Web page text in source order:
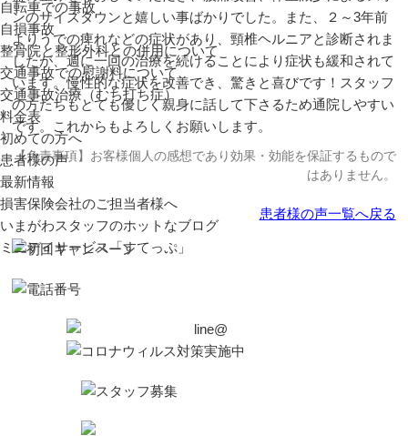
自転車での事故
自損事故
整骨院と整形外科との併用について
交通事故での慰謝料について
交通事故治療（むち打ち症）
料金表
初めての方へ
患者様の声
最新情報
損害保険会社のご担当者様へ
いまがわスタッフのホットなブログ
ミニデイサービス「すてっぷ」
ンのサイズダウンと嬉しい事ばかりでした。また、２～3年前
よりうでの痺れなどの症状があり、頸椎ヘルニアと診断されま
したが、週に一回の治療を続けることにより症状も緩和されて
います。慢性的な症状を改善でき、驚きと喜びです！スタッフ
の方たちもとても優しく親身に話して下さるため通院しやすい
です。これからもよろしくお願いします。
【免責事項】お客様個人の感想であり効果・効能を保証するもので
はありません。
患者様の声一覧へ戻る